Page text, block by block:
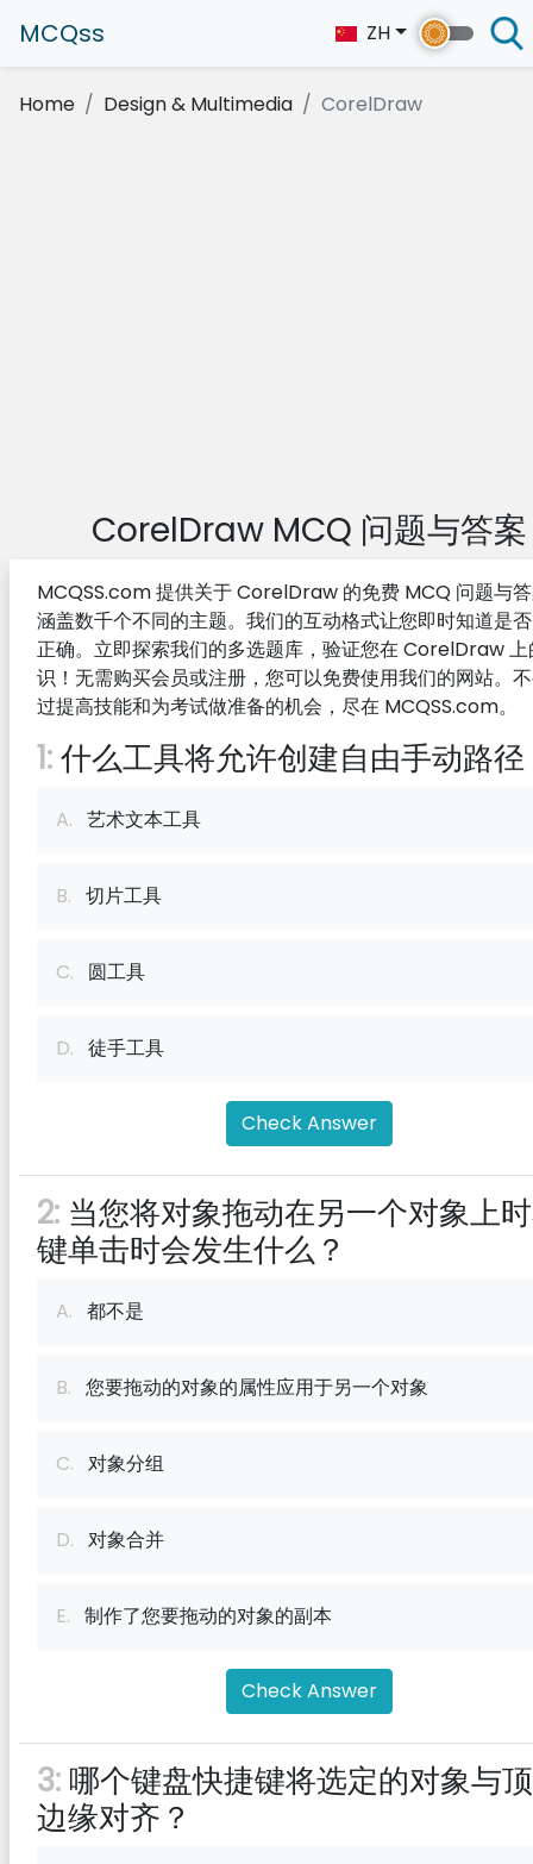
MCQss ZH
Home Design & Multimedia CorelDraw
CorelDraw MCQ 问题与答案
MCQSS.com 提供关于 CorelDraw 的免费 MCQ 问题与
涵盖数千个不同的主题。我们的互动格式让您即时知道是
正确。立即探索我们的多选题库，验证您在 CorelDraw 上
识！无需购买会员或注册，您可以免费使用我们的网站。
过提高技能和为考试做准备的机会，尽在 MCQSS.com。
1:什么工具将允许创建自由手动路径
A. 艺术文本工具
B. 切片工具
C. 圆工具
D. 徒手工具
Check Answer
2: 当您将对象拖动在另一个对象上
键单击时会发生什么？
A. 都不是
B. 您要拖动的对象的属性应用于另一个对象
C. 对象分组
D. 对象合并
E. 制作了您要拖动的对象的副本
Check Answer
3: 哪个键盘快捷键将选定的对象与
边缘对齐？